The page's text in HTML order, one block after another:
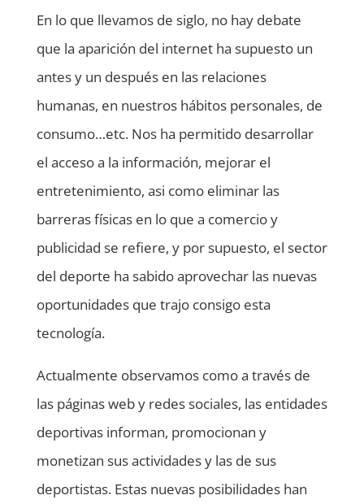
En lo que llevamos de siglo, no hay debate
que la aparición del internet ha supuesto un
antes y un después en las relaciones
humanas, en nuestros hábitos personales, de
consumo…etc. Nos ha permitido desarrollar
el acceso a la información, mejorar el
entretenimiento, asi como eliminar las
barreras físicas en lo que a comercio y
publicidad se refiere, y por supuesto, el sector
del deporte ha sabido aprovechar las nuevas
oportunidades que trajo consigo esta
tecnología.
Actualmente observamos como a través de
las páginas web y redes sociales, las entidades
deportivas informan, promocionan y
monetizan sus actividades y las de sus
deportistas. Estas nuevas posibilidades han